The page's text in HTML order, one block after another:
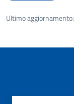
Ultimo aggiornamento: